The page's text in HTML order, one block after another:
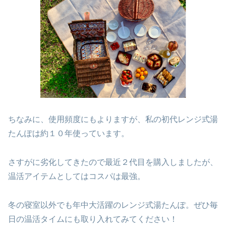
ちなみに、使用頻度にもよりますが、私の初代レンジ式湯
たんぽは約１０年使っています。
さすがに劣化してきたので最近２代目を購入しましたが、
温活アイテムとしてはコスパは最強。
冬の寝室以外でも年中大活躍のレンジ式湯たんぽ。ぜひ毎
日の温活タイムにも取り入れてみてください！